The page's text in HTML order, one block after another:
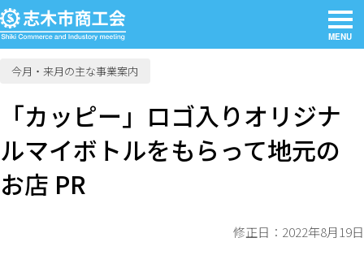
今月・来月の主な事業案内
「カッピー」ロゴ入りオリジナ
ルマイボトルをもらって地元の
お店 PR
修正日：2022年8月19日
MENU